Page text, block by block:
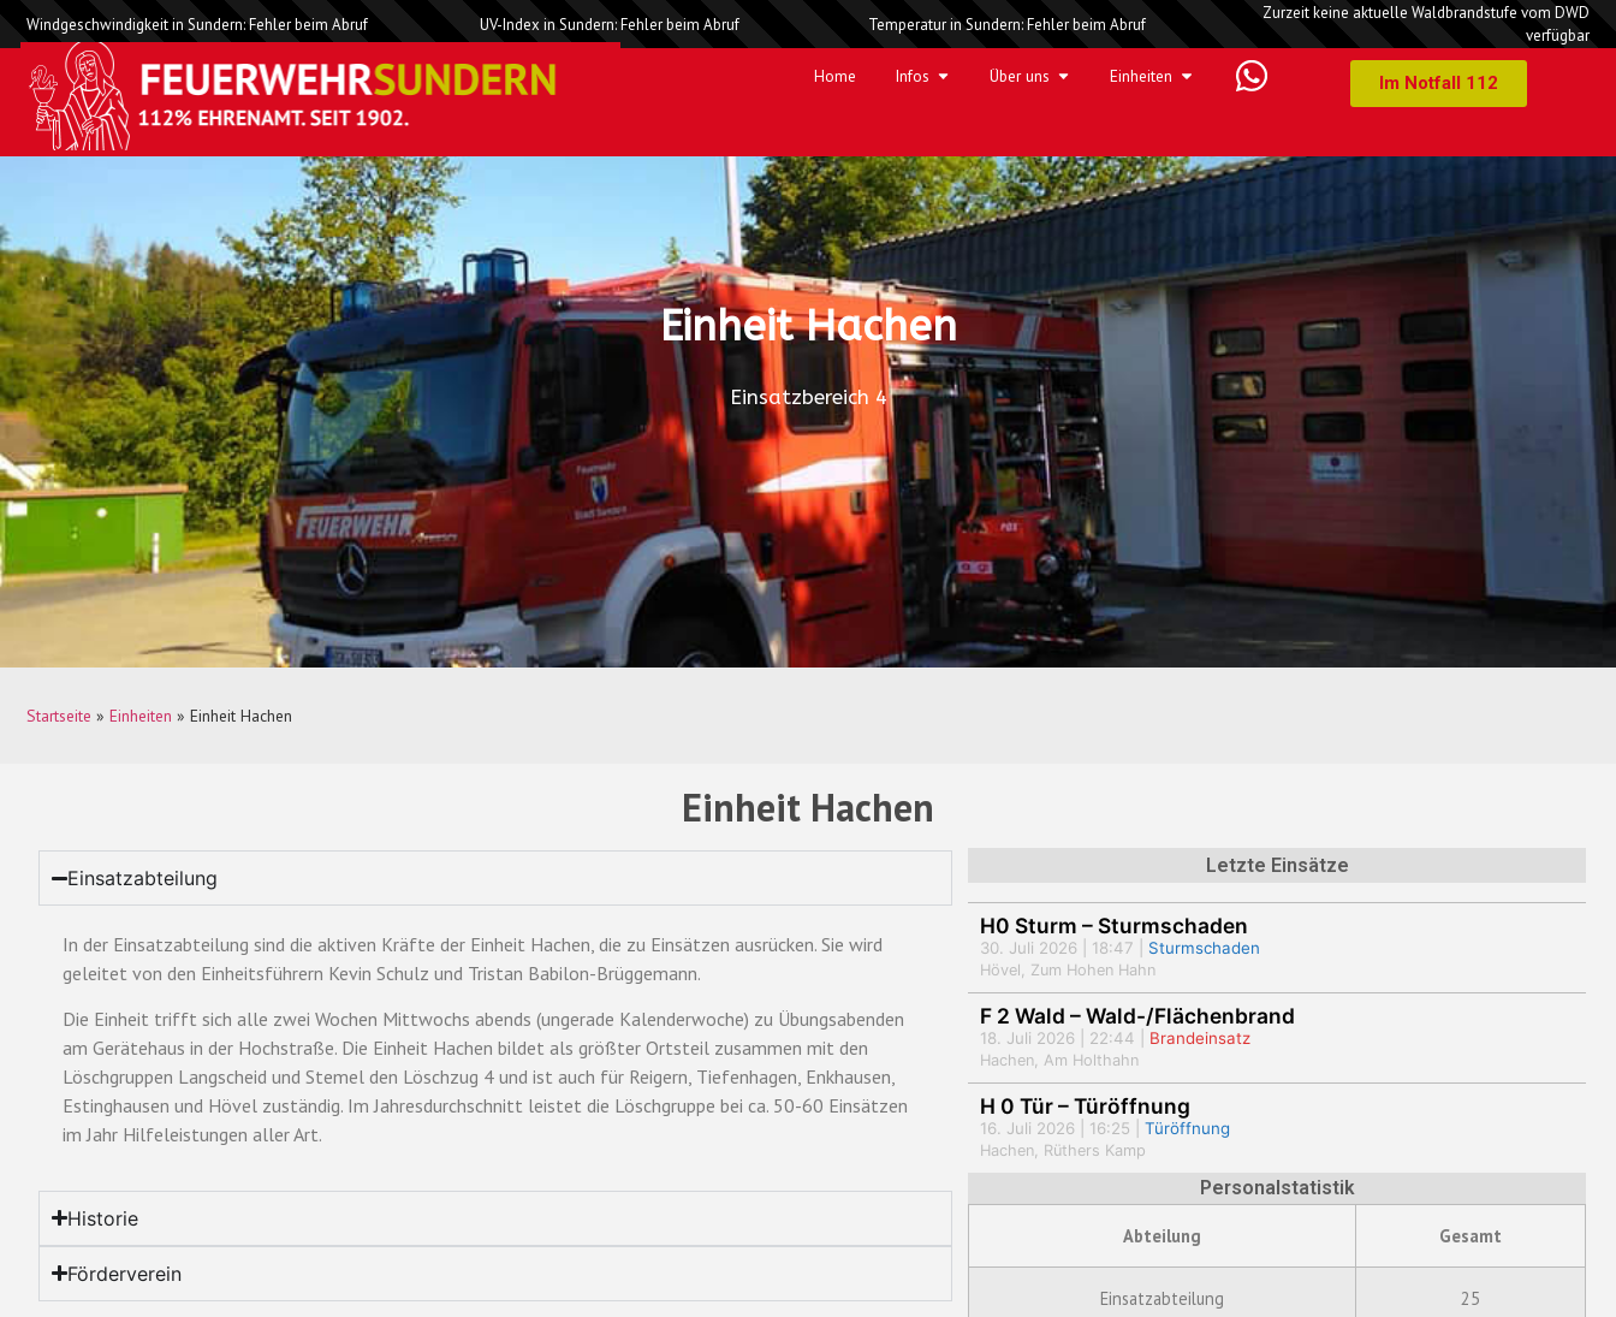
Windgeschwindigkeit in Sundern: Fehler beim Abruf UV-Index in Sundern: Fehler beim Abruf Temperatur in Sundern: Fehler beim Abruf
Zurzeit keine aktuelle Waldbrandstufe vom DWD
verfügbar
Home Infos Über uns Einheiten Im Notfall 112
Einheit Hachen
Einsatzbereich 4
Startseite » Einheiten » Einheit Hachen
Einheit Hachen
Einsatzabteilung
In der Einsatzabteilung sind die aktiven Kräfte der Einheit Hachen, die zu Einsätzen ausrücken. Sie wird
geleitet von den Einheitsführern Kevin Schulz und Tristan Babilon-Brüggemann.
Die Einheit trifft sich alle zwei Wochen Mittwochs abends (ungerade Kalenderwoche) zu Übungsabenden
am Gerätehaus in der Hochstraße. Die Einheit Hachen bildet als größter Ortsteil zusammen mit den
Löschgruppen Langscheid und Stemel den Löschzug 4 und ist auch für Reigern, Tiefenhagen, Enkhausen,
Estinghausen und Hövel zuständig. Im Jahresdurchschnitt leistet die Löschgruppe bei ca. 50-60 Einsätzen
im Jahr Hilfeleistungen aller Art.
Historie
Förderverein
Letzte Einsätze
H0 Sturm – Sturmschaden
30. Juli 2026 | 18:47 | Sturmschaden
Hövel, Zum Hohen Hahn
F 2 Wald – Wald-/Flächenbrand
18. Juli 2026 | 22:44 | Brandeinsatz
Hachen, Am Holthahn
H 0 Tür – Türöffnung
16. Juli 2026 | 16:25 | Türöffnung
Hachen, Rüthers Kamp
Personalstatistik
Abteilung Gesamt
Einsatzabteilung 25